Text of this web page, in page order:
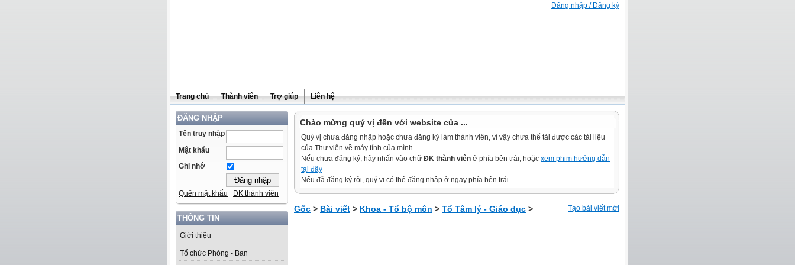
Đăng nhập / Đăng ký
Trang chủ Thành viên Trợ giúp Liên hệ
ĐĂNG NHẬP
Tên truy nhập
Mật khẩu
Ghi nhớ
Quên mật khẩu ĐK thành viên
THÔNG TIN
Giới thiệu
Tổ chức Phòng - Ban
Chào mừng quý vị đến với website của ...
Quý vị chưa đăng nhập hoặc chưa đăng ký làm thành viên, vì vậy chưa thể tải được các tài liệu
của Thư viện về máy tính của mình.
Nếu chưa đăng ký, hãy nhấn vào chữ ĐK thành viên ở phía bên trái, hoặc xem phim hướng dẫn
tại đây
Nếu đã đăng ký rồi, quý vị có thể đăng nhập ở ngay phía bên trái.
Gốc > Bài viết > Khoa - Tổ bộ môn > Tổ Tâm lý - Giáo dục > Tạo bài viết mới